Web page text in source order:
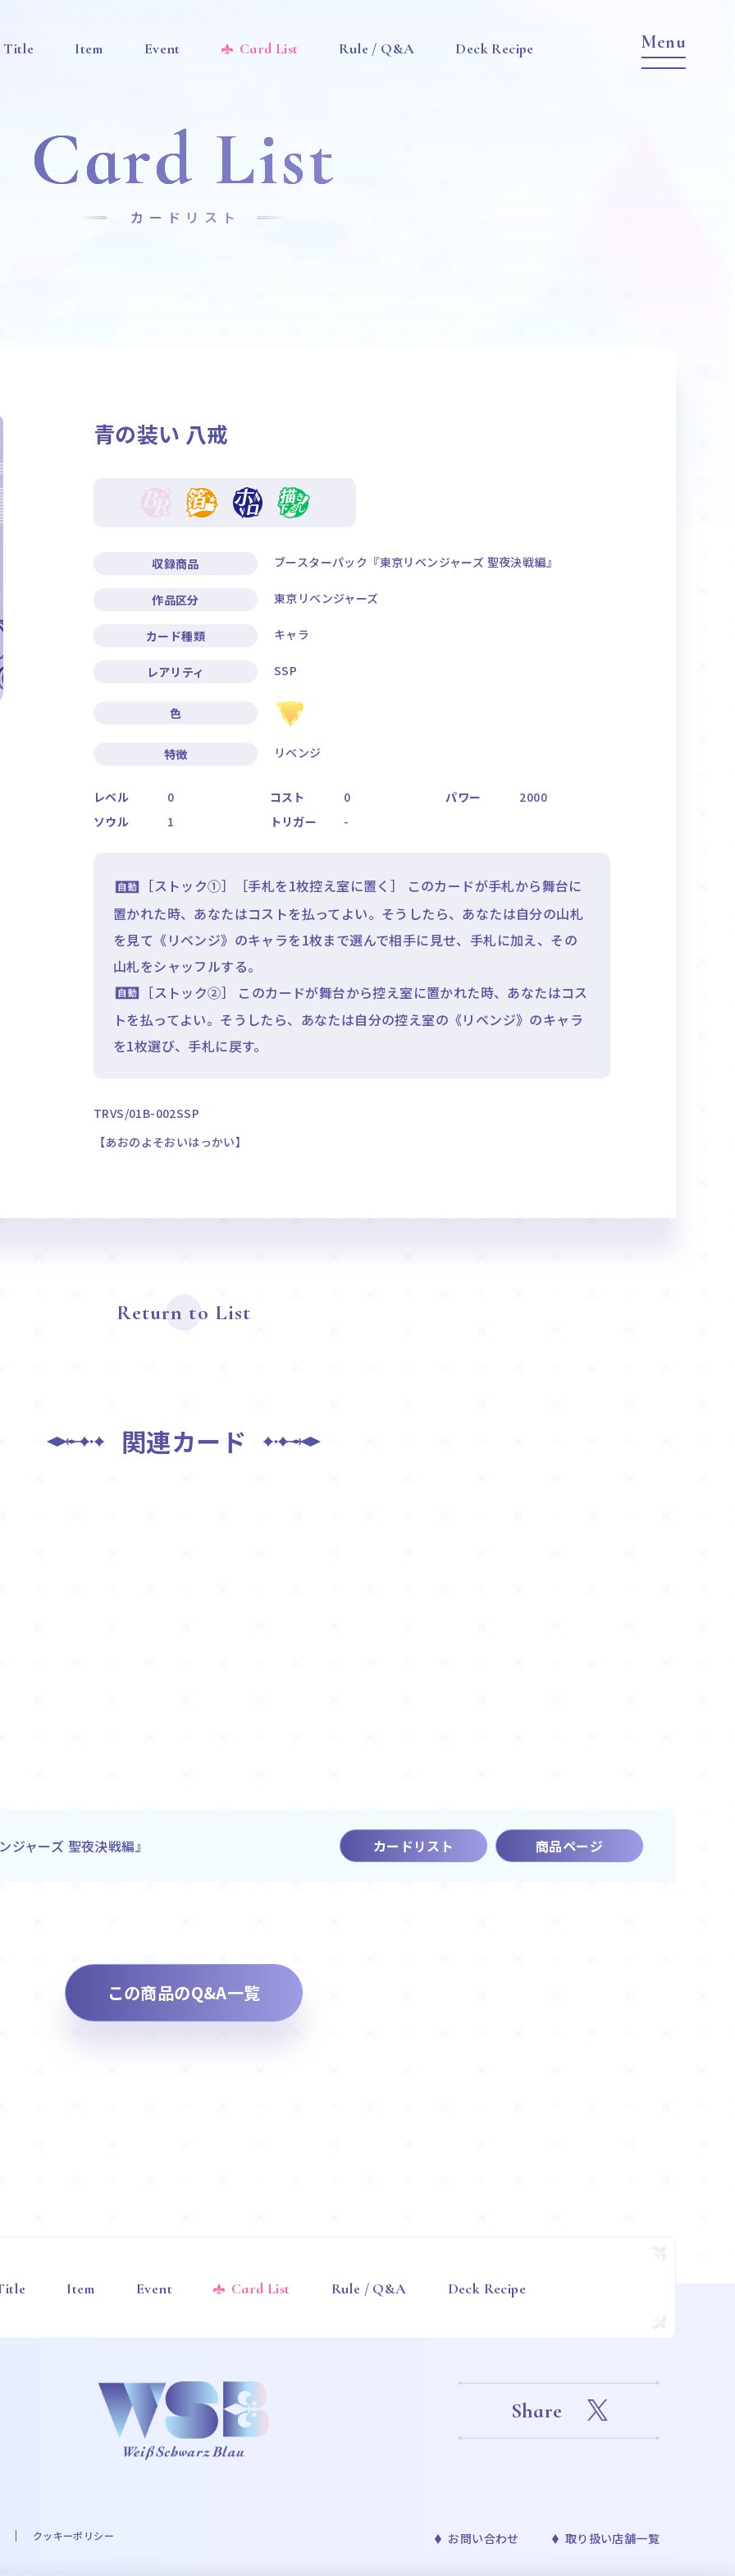
Title Item Event Card List Rule / Q&A Deck Recipe
Card List Rule / Q&A
Card List
カードリスト
青の装い 八戒
収録商品 ブースターパック『東京リベンジャーズ 聖夜決戦編』
作品区分 東京リベンジャーズ
カード種類 キャラ
レアリティ SSP
色
特徴 リベンジ
レベル 0 コスト 0 パワー
2000
ソウル
1 トリガー -
［ストック①］［手札を1枚控え室に置く］ このカードが手札から舞台に
置かれた時、あなたはコストを払ってよい。そうしたら、あなたは自分の山札
を見て《リベンジ》のキャラを1枚まで選んで相手に見せ、手札に加え、その
山札をシャッフルする。
［ストック②］ このカードが舞台から控え室に置かれた時、あなたはコス
トを払ってよい。そうしたら、あなたは自分の控え室の《リベンジ》のキャラ
を1枚選び、手札に戻す。
TRVS/01B-002SSP
【あおのよそおいはっかい】
Return to List
関連カード
ジャーズ 聖夜決戦編』 カードリスト 商品ページ
この商品のQ&A一覧
Item Event Card List Rule / Q&A Deck Recipe
Share
クッキーポリシー お問い合わせ 取り扱い店舗一覧